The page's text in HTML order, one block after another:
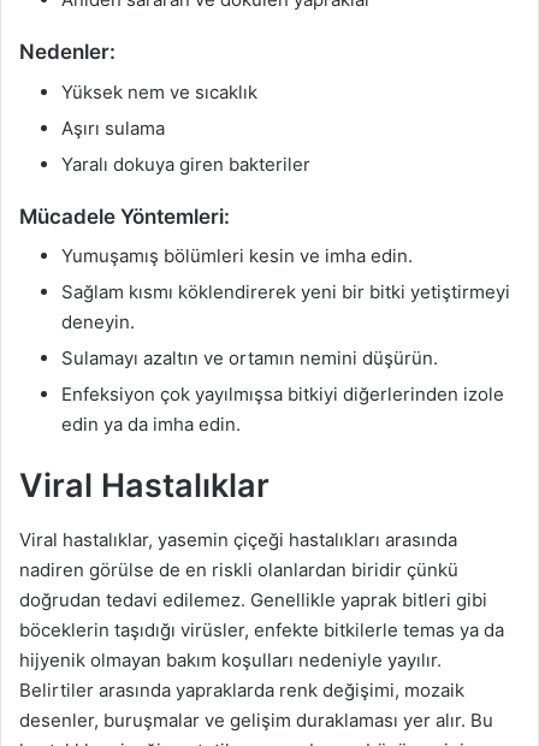
Nedenler:
Yüksek nem ve sıcaklık
Aşırı sulama
Yaralı dokuya giren bakteriler
Mücadele Yöntemleri:
Yumuşamış bölümleri kesin ve imha edin.
Sağlam kısmı köklendirerek yeni bir bitki yetiştirmeyi
deneyin.
Sulamayı azaltın ve ortamın nemini düşürün.
Enfeksiyon çok yayılmışsa bitkiyi diğerlerinden izole
edin ya da imha edin.
Viral Hastalıklar
Viral hastalıklar, yasemin çiçeği hastalıkları arasında
nadiren görülse de en riskli olanlardan biridir çünkü
doğrudan tedavi edilemez. Genellikle yaprak bitleri gibi
böceklerin taşıdığı virüsler, enfekte bitkilerle temas ya da
hijyenik olmayan bakım koşulları nedeniyle yayılır.
Belirtiler arasında yapraklarda renk değişimi, mozaik
desenler, buruşmalar ve gelişim duraklaması yer alır. Bu